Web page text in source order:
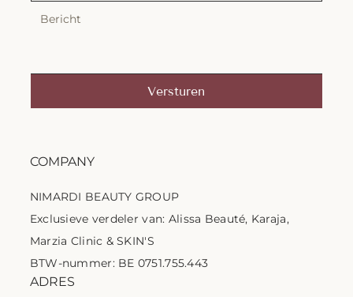
Versturen
COMPANY
NIMARDI BEAUTY GROUP
Exclusieve verdeler van: Alissa Beauté, Karaja,
Marzia Clinic & SKIN'S
BTW-nummer: BE 0751.755.443
ADRES